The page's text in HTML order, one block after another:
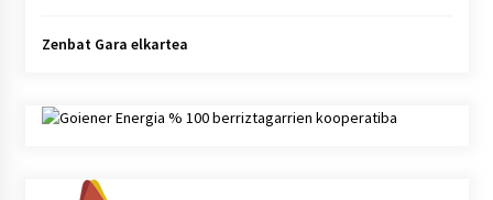
Zenbat Gara elkartea